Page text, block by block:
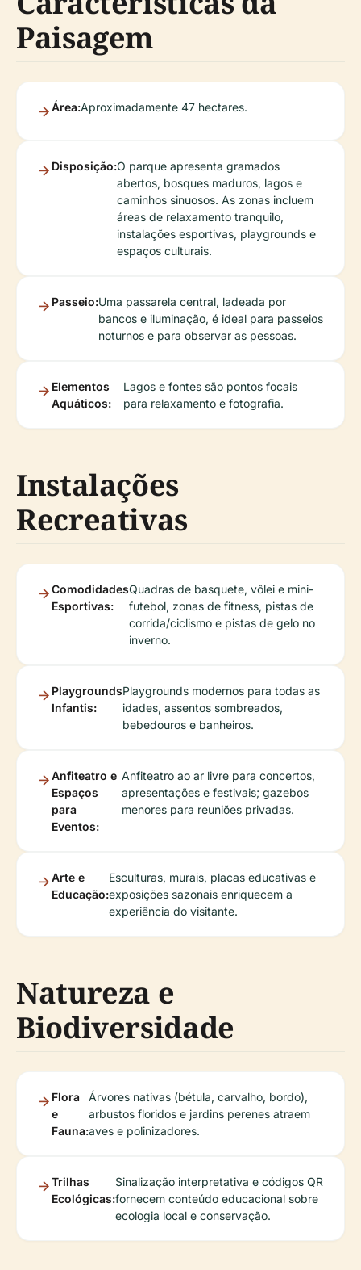
Paisagem
Área:Aproximadamente 47 hectares.
Disposição:O parque apresenta gramados
abertos, bosques maduros, lagos e
caminhos sinuosos. As zonas incluem
áreas de relaxamento tranquilo,
instalações esportivas, playgrounds e
espaços culturais.
Passeio:Uma passarela central, ladeada por
bancos e iluminação, é ideal para passeios
noturnos e para observar as pessoas.
Elementos
Aquáticos:
Lagos e fontes são pontos focais
para relaxamento e fotografia.
Instalações
Recreativas
Comodidades
Esportivas:
Quadras de basquete, vôlei e mini-
futebol, zonas de fitness, pistas de
corrida/ciclismo e pistas de gelo no
inverno.
Playgrounds
Infantis:
Playgrounds modernos para todas as
idades, assentos sombreados,
bebedouros e banheiros.
Anfiteatro e
Espaços
para
Eventos:
Anfiteatro ao ar livre para concertos,
apresentações e festivais; gazebos
menores para reuniões privadas.
Arte e
Educação:
Esculturas, murais, placas educativas e
exposições sazonais enriquecem a
experiência do visitante.
Natureza e
Biodiversidade
Flora
e
Fauna:
Árvores nativas (bétula, carvalho, bordo),
arbustos floridos e jardins perenes atraem
aves e polinizadores.
Trilhas
Ecológicas:
Sinalização interpretativa e códigos QR
fornecem conteúdo educacional sobre
ecologia local e conservação.